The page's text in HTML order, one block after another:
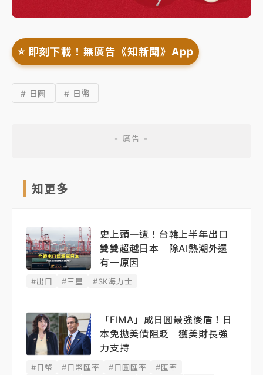
⭐️ 即刻下載！無廣告《知新聞》App
# 日圓 # 日幣
知更多
史上頭一遭！台韓上半年出口
雙雙超越日本 除AI熱潮外還
有一原因
#出口 #三星 #SK海力士
「FIMA」成日圓最強後盾！日
本免拋美債阻貶 獲美財長強
力支持
#日幣 #日幣匯率 #日圓匯率
#匯率